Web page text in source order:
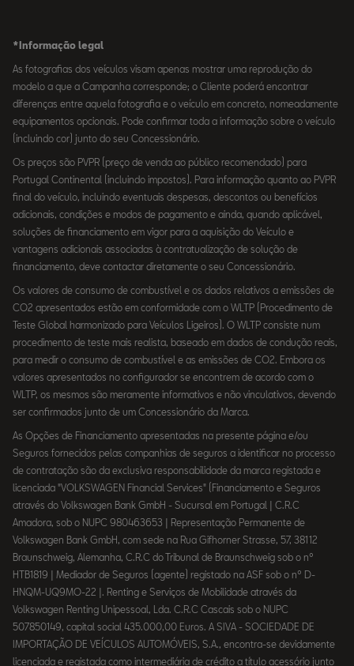
*Informação legal
As fotografias dos veículos visam apenas mostrar uma reprodução do
modelo a que a Campanha corresponde; o Cliente poderá encontrar
diferenças entre aquela fotografia e o veículo em concreto, nomeadamente
equipamentos opcionais. Pode confirmar toda a informação sobre o veículo
(incluindo cor) junto do seu Concessionário.
Os preços são PVPR (preço de venda ao público recomendado) para
Portugal Continental (incluindo impostos). Para informação quanto ao PVPR
final do veículo, incluindo eventuais despesas, descontos ou benefícios
adicionais, condições e modos de pagamento e ainda, quando aplicável,
soluções de financiamento em vigor para a aquisição do Veículo e
vantagens adicionais associadas à contratualização de solução de
financiamento, deve contactar diretamente o seu Concessionário.
Os valores de consumo de combustível e os dados relativos a emissões de
CO2 apresentados estão em conformidade com o WLTP (Procedimento de
Teste Global harmonizado para Veículos Ligeiros). O WLTP consiste num
procedimento de teste mais realista, baseado em dados de condução reais,
para medir o consumo de combustível e as emissões de CO2. Embora os
valores apresentados no configurador se encontrem de acordo com o
WLTP, os mesmos são meramente informativos e não vinculativos, devendo
ser confirmados junto de um Concessionário da Marca.
As Opções de Financiamento apresentadas na presente página e/ou
Seguros fornecidos pelas companhias de seguros a identificar no processo
de contratação são da exclusiva responsabilidade da marca registada e
licenciada "VOLKSWAGEN Financial Services" (Financiamento e Seguros
através do Volkswagen Bank GmbH - Sucursal em Portugal | C.R.C
Amadora, sob o NUPC 980463653 | Representação Permanente de
Volkswagen Bank GmbH, com sede na Rua Gifhorner Strasse, 57, 38112
Braunschweig, Alemanha, C.R.C do Tribunal de Braunschweig sob o nº
HTB1819 | Mediador de Seguros (agente) registado na ASF sob o nº D-
HNQM-UQ9MO-22 |. Renting e Serviços de Mobilidade através da
Volkswagen Renting Unipessoal, Lda. C.R.C Cascais sob o NUPC
507850149, capital social 435.000,00 Euros. A SIVA - SOCIEDADE DE
IMPORTAÇÃO DE VEÍCULOS AUTOMÓVEIS, S.A., encontra-se devidamente
licenciada e registada como intermediária de crédito a título acessório junto